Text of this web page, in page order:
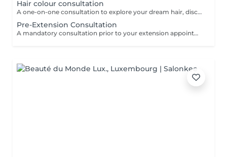
Hair colour consultation
A one-on-one consultation to explore your dream hair, discuss colour possibilities, pricing, and create a tailored plan to achieve the best result for you.
Pre-Extension Consultation
A mandatory consultation prior to your extension appointment. During this session we will assess your hair, discuss your desired look, color match, and determine the right amount of hair needed. This ensures a flawless result and allows us to order the perfect extensions for you. Please note: installation cannot be booked without a consultation first